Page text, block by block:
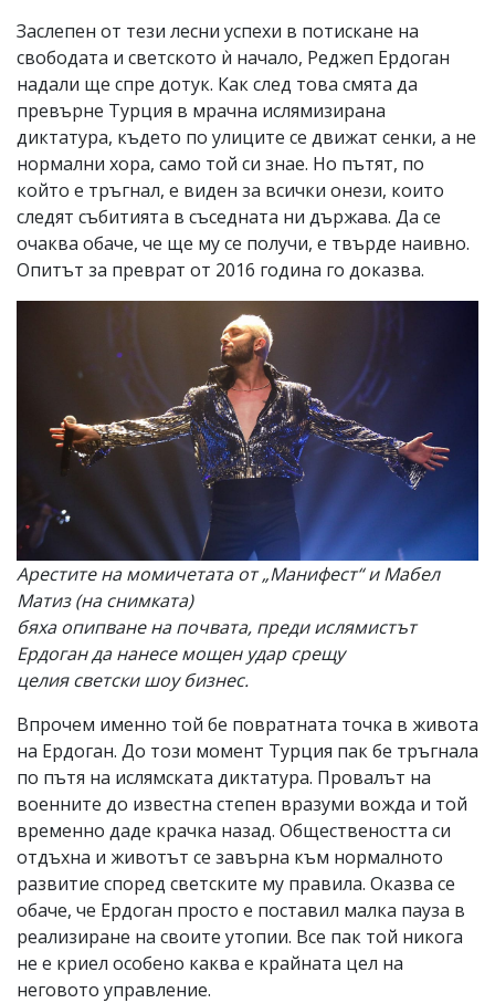
Заслепен от тези лесни успехи в потискане на
свободата и светското ѝ начало, Реджеп Ердоган
надали ще спре дотук. Как след това смята да
превърне Турция в мрачна ислямизирана
диктатура, където по улиците се движат сенки, а не
нормални хора, само той си знае. Но пътят, по
който е тръгнал, е виден за всички онези, които
следят събитията в съседната ни държава. Да се
очаква обаче, че ще му се получи, е твърде наивно.
Опитът за преврат от 2016 година го доказва.
Арестите на момичетата от „Манифест“ и Мабел
Матиз (на снимката)
бяха опипване на почвата, преди ислямистът
Ердоган да нанесе мощен удар срещу
целия светски шоу бизнес.
Впрочем именно той бе повратната точка в живота
на Ердоган. До този момент Турция пак бе тръгнала
по пътя на ислямската диктатура. Провалът на
военните до известна степен вразуми вожда и той
временно даде крачка назад. Обществеността си
отдъхна и животът се завърна към нормалното
развитие според светските му правила. Оказва се
обаче, че Ердоган просто е поставил малка пауза в
реализиране на своите утопии. Все пак той никога
не е криел особено каква е крайната цел на
неговото управление.